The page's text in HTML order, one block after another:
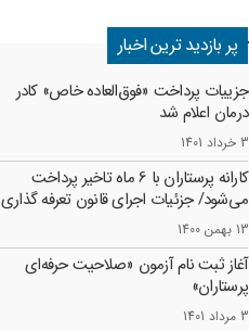
پر بازدید ترین اخبار
جزییات پرداخت «فوق‌العاده خاص» کادر
درمان اعلام شد
3 خرداد 1401
کارانه‌ پرستاران با 6 ماه تاخیر پرداخت
می‌شود/ جزئیات اجرای قانون تعرفه گذاری
13 بهمن 1400
آغاز ثبت نام آزمون «صلاحیت حرفه‌ای
پرستاران»
3 مرداد 1401